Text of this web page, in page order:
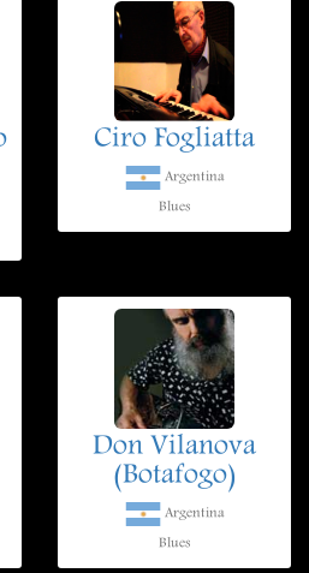
Ciro Fogliatta
Argentina
Blues
Don Vilanova
(Botafogo)
Argentina
Blues